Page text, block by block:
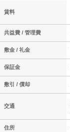
賃料
共益費 / 管理費
敷金 / 礼金
保証金
敷引 / 償却
交通
住所